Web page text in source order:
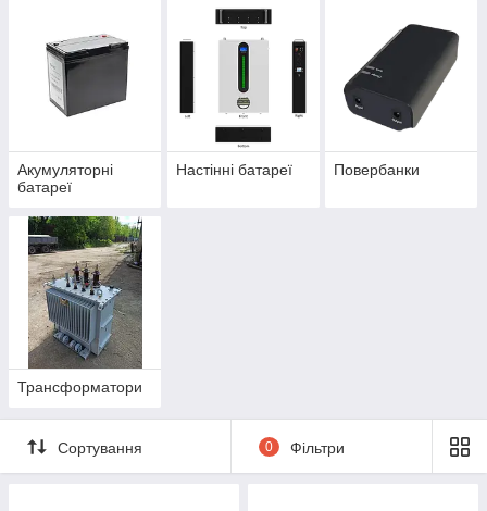
Акумуляторні
батареї
Настінні батареї Повербанки
Трансформатори
Сортування 0 Фільтри